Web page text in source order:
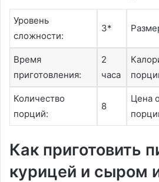
Уровень
сложности:
3*
Время
приготовления:
2
часа
Количество
порций:
8
Цена
Как приготовить
курицей и сыром